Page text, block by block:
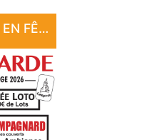
LUNEGARDE EN FÊTE